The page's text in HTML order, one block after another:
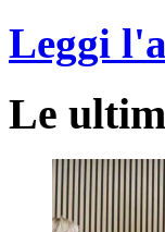
Leggi
Le